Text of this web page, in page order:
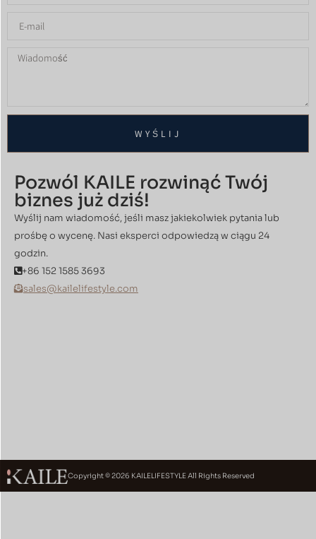
WYŚLIJ
Pozwól KAILE rozwinąć Twój
biznes już dziś!
Wyślij nam wiadomość, jeśli masz jakiekolwiek pytania lub
prośbę o wycenę. Nasi eksperci odpowiedzą w ciągu 24
godzin.
+86 152 1585 3693
sales@kailelifestyle.com
Copyright © 2026 KAILELIFESTYLE All Rights Reserved